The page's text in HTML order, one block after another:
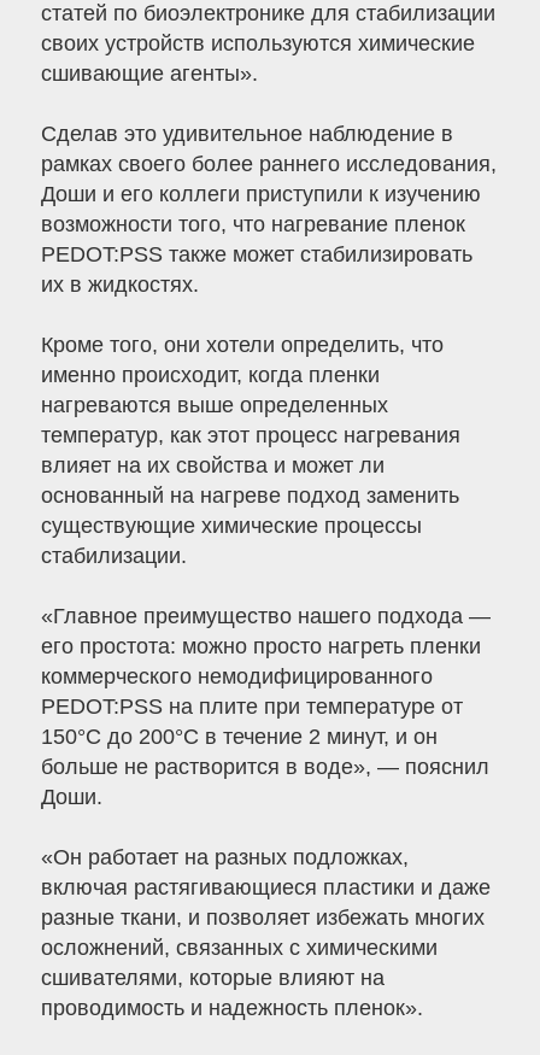
статей по биоэлектронике для стабилизации
своих устройств используются химические
сшивающие агенты».
Сделав это удивительное наблюдение в
рамках своего более раннего исследования,
Доши и его коллеги приступили к изучению
возможности того, что нагревание пленок
PEDOT:PSS также может стабилизировать
их в жидкостях.
Кроме того, они хотели определить, что
именно происходит, когда пленки
нагреваются выше определенных
температур, как этот процесс нагревания
влияет на их свойства и может ли
основанный на нагреве подход заменить
существующие химические процессы
стабилизации.
«Главное преимущество нашего подхода —
его простота: можно просто нагреть пленки
коммерческого немодифицированного
PEDOT:PSS на плите при температуре от
150°C до 200°C в течение 2 минут, и он
больше не растворится в воде», — пояснил
Доши.
«Он работает на разных подложках,
включая растягивающиеся пластики и даже
разные ткани, и позволяет избежать многих
осложнений, связанных с химическими
сшивателями, которые влияют на
проводимость и надежность пленок».